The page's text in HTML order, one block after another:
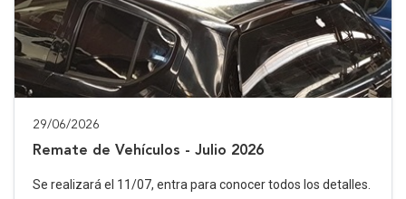
29/06/2026
Remate de Vehículos - Julio 2026
Se realizará el 11/07, entra para conocer todos los detalles.